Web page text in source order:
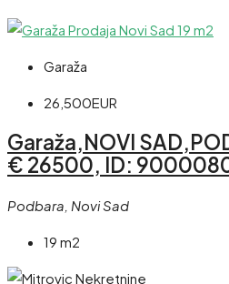
Garaža
26,500EUR
Garaža,NOVI
€ 26500, ID:
Podbara, Novi Sad
19 m2